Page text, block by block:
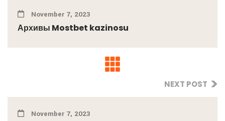
November 7, 2023
Архивы Mostbet kazinosu
NEXT POST
November 7, 2023